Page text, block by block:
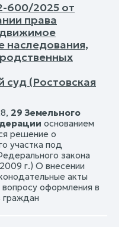
600/2025 от
права
наследования,
суд (Ростовская
29 Земельного
основанием
решение о
участка под
закона
г.) О внесении
акты
оформления в